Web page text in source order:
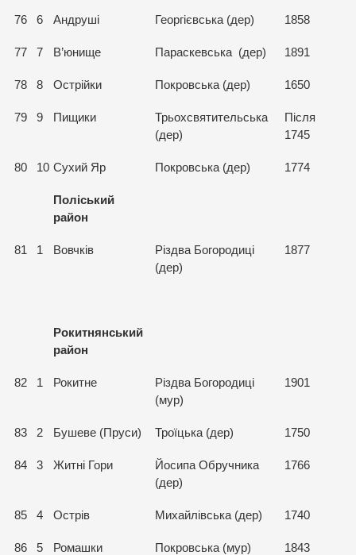
76 6 Андруші Георгієвська (дер) 1858
77 7 В’юнище Параскевська (дер) 1891
78 8 Острійки Покровська (дер) 1650
79 9 Пищики
Трьохсвятительська
(дер)
Після
1745
80 10 Сухий Яр Покровська (дер) 1774
Поліський
район
81 1 Вовчків
Різдва Богородиці
(дер)
1877
Рокитнянський
район
82 1 Рокитне
Різдва Богородиці
(мур)
1901
83 2 Бушеве (Пруси) Троїцька (дер) 1750
84 3 Житні Гори
Йосипа Обручника
(дер)
1766
85 4 Острів Михайлівська (дер) 1740
86 5 Ромашки Покровська (мур) 1843